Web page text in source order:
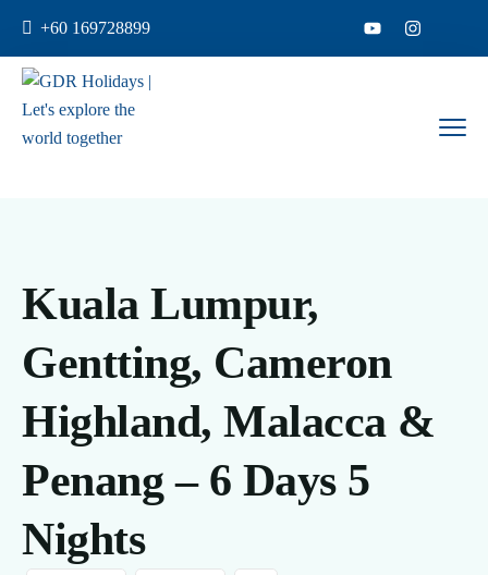
+60 169728899
Kuala Lumpur,
Gentting, Cameron
Highland, Malacca &
Penang – 6 Days 5
Nights